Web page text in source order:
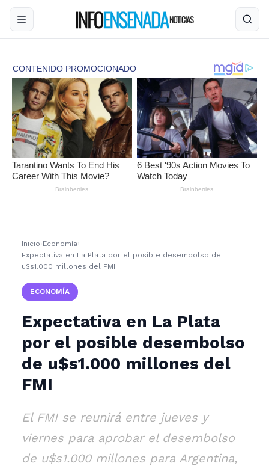
Inicio ›Economía›
Expectativa en La Plata por el posible desembolso de
u$s1.000 millones del FMI
ECONOMÍA
Expectativa en La Plata
por el posible desembolso
de u$s1.000 millones del
FMI
El FMI se reunirá entre jueves y
viernes para aprobar el desembolso
de u$s1.000 millones para Argentina,